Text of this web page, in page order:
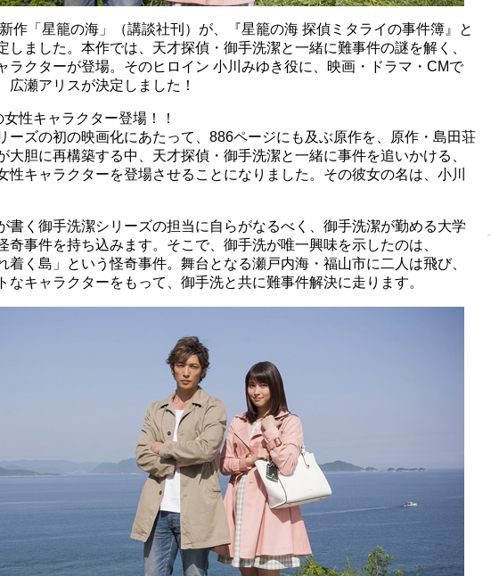
作「星籠の海」（講談社刊）が、『星籠の海 探偵ミタライの事件簿』と
しました。本作では、天才探偵・御手洗潔と一緒に難事件の謎を解く、
ラクターが登場。そのヒロイン 小川みゆき役に、映画・ドラマ・CMで
瀬アリスが決定しました！
性キャラクター登場！！
ーズの初の映画化にあたって、886ページにも及ぶ原作を、原作・島田荘
大胆に再構築する中、天才探偵・御手洗潔と一緒に事件を追いかける、
性キャラクターを登場させることになりました。その彼女の名は、小川
書く御手洗潔シリーズの担当に自らがなるべく、御手洗潔が勤める大学
奇事件を持ち込みます。そこで、御手洗が唯一興味を示したのは、
着く島」という怪奇事件。舞台となる瀬戸内海・福山市に二人は飛び、
なキャラクターをもって、御手洗と共に難事件解決に走ります。